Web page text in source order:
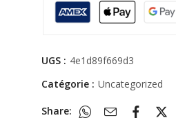
UGS : 4e1d89f669d3
Catégorie : Uncategorized
Share: